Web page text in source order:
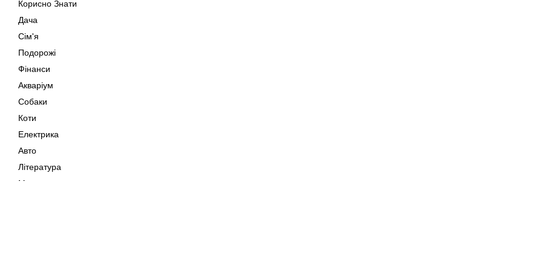
Корисно Знати
Дача
Сім'я
Подорожі
Фінанси
Акваріум
Собаки
Коти
Електрика
Авто
Література
Музика